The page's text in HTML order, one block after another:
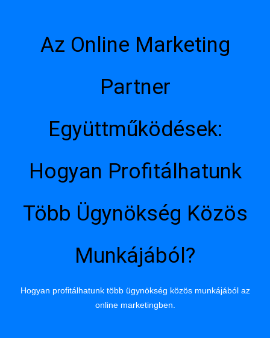
Az Online Marketing
Partner
Együttműködések:
Hogyan Profitálhatunk
Több Ügynökség Közös
Munkájából?
Hogyan profitálhatunk több ügynökség közös munkájából az
online marketingben.